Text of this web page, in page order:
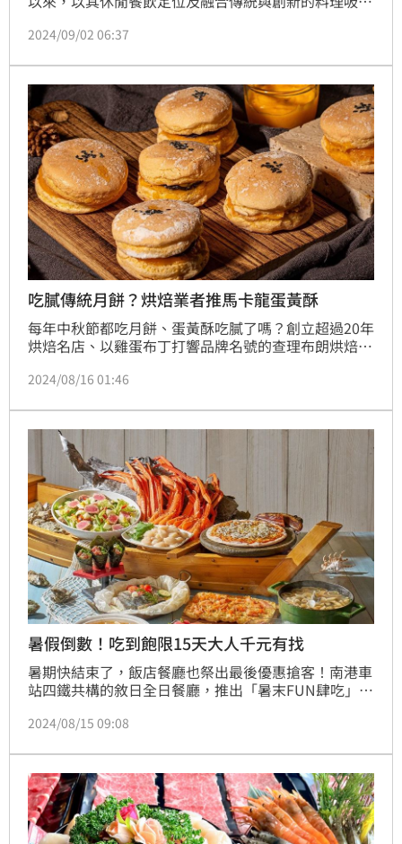
里程碑，餐廳特別推出期間限定的「主廚精選賞味套
21日與22日，餐廳創辦人兼米其林星級主廚Olivier
Elzer將親臨現場，獻上「週年晚宴套餐」，並與食客
互動交流。
2024/09/02 06:37
吃膩傳統月餅？烘焙業者推馬卡龍蛋黃酥
每年中秋節都吃月餅、蛋黃酥吃膩了嗎？創立超過20年
烘焙名店、以雞蛋布丁打響品牌名號的查理布朗烘焙，
官網及民生總店、微風北車櫃點2家門市正式開賣，新
2024/08/16 01:46
暑假倒數！吃到飽限15天大人千元有找
暑期快結束了，飯店餐廳也祭出最後優惠搶客！南港車
站四鐵共構的敘日全日餐廳，推出「暑末FUN肆吃」優
店官方IG帳號追蹤畫面與指定貼文按愛心，即享活動優
兒童81折。
2024/08/15 09:08